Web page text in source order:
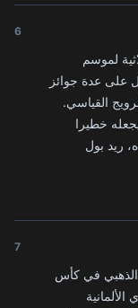
6
لموسم
على عدة جوائز
القياسي.
خطيرا
ريد بول
7
الذهبي في كأس
الألمانية